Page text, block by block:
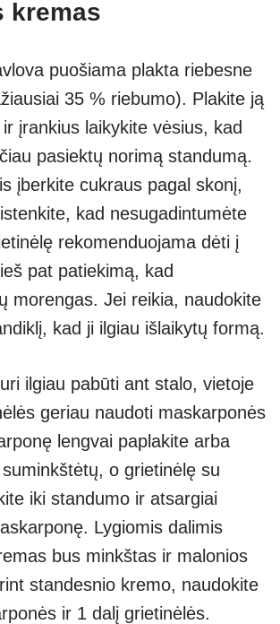
kremas
puošiama plakta riebesne
35 % riebumo). Plakite ją
įrankius laikykite vėsius, kad
pasiektų norimą standumą.
įberkite cukraus pagal skonį,
kad nesugadintumėte
rekomenduojama dėti į
pat patiekimą, kad
morengas. Jei reikia, naudokite
kad ji ilgiau išlaikytų formą.
ilgiau pabūti ant stalo, vietoje
geriau naudoti maskarponės
lengvai paplakite arba
o grietinėlę su
iki standumo ir atsargiai
Lygiomis dalimis
bus minkštas ir malonios
standesnio kremo, naudokite
ir 1 dalį grietinėlės.